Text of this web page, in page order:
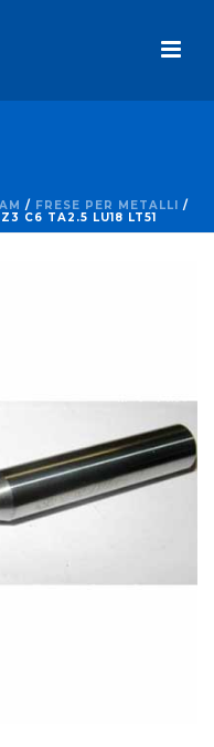
/ FRESE PER METALLI /
C6 TA2.5 LU18 LT51